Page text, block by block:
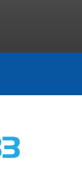
de forêt